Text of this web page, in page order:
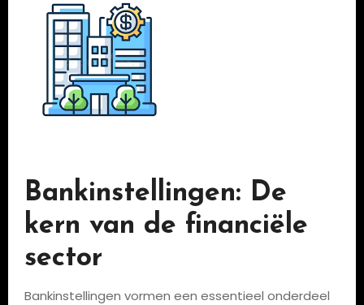
Bankinstellingen: De
kern van de financiële
sector
Bankinstellingen vormen een essentieel onderdeel